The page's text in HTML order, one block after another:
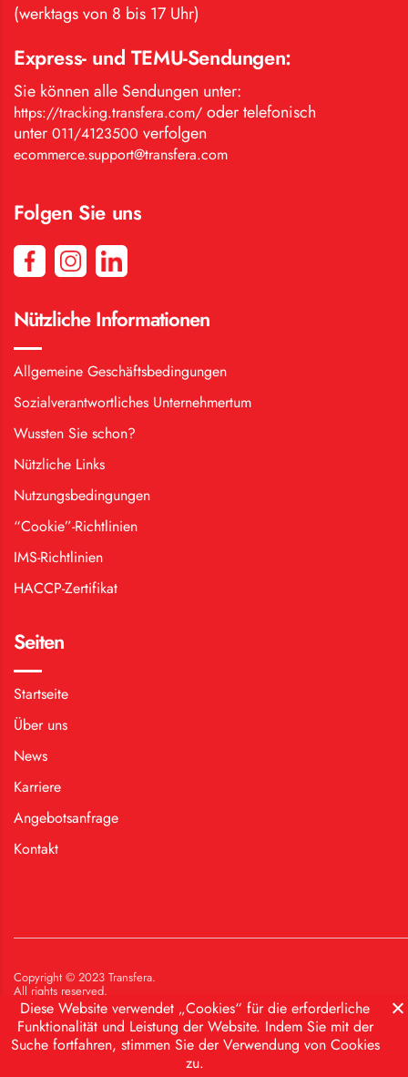
(werktags von 8 bis 17 Uhr)
Express- und TEMU-Sendungen:
Sie können alle Sendungen unter:
https://tracking.transfera.com/ oder telefonisch
unter 011/4123500 verfolgen
ecommerce.support@transfera.com
Folgen Sie uns
Nützliche Informationen
Allgemeine Geschäftsbedingungen
Sozialverantwortliches Unternehmertum
Wussten Sie schon?
Nützliche Links
Nutzungsbedingungen
“Cookie”-Richtlinien
IMS-Richtlinien
HACCP-Zertifikat
Seiten
Startseite
Über uns
News
Karriere
Angebotsanfrage
Kontakt
Copyright © 2023 Transfera.
All rights reserved.
PIB 102624972. MB 17456504 Tätigkeitscode 5229 .
Diese Website verwendet „Cookies“ für die erforderliche
Funktionalität und Leistung der Website. Indem Sie mit der
Suche fortfahren, stimmen Sie der Verwendung von Cookies
zu.